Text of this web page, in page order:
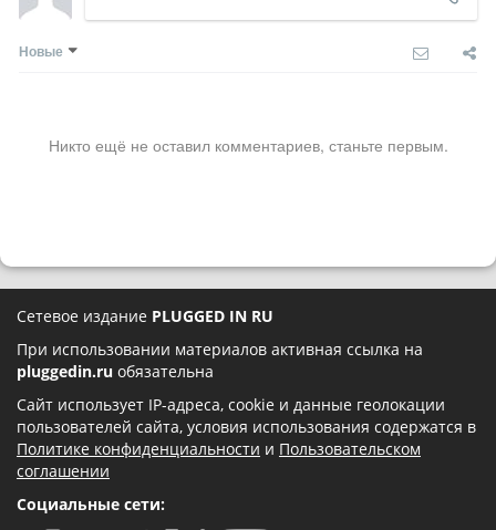
Новые
Никто ещё не оставил комментариев, станьте первым.
Сетевое издание PLUGGED IN RU
При использовании материалов активная ссылка на
pluggedin.ru обязательна
Сайт использует IP-адреса, cookie и данные геолокации
пользователей сайта, условия использования содержатся в
Политике конфиденциальности и Пользовательском
соглашении
Социальные сети: